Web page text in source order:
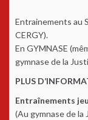
Entrainements au
CERGY).
En GYMNASE
gymnase de la
PLUS
Entraînements
(Au gymnase de la